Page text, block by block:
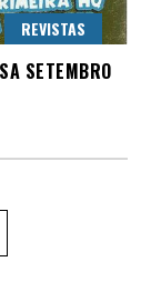
REVISTAS
SETEMBRO